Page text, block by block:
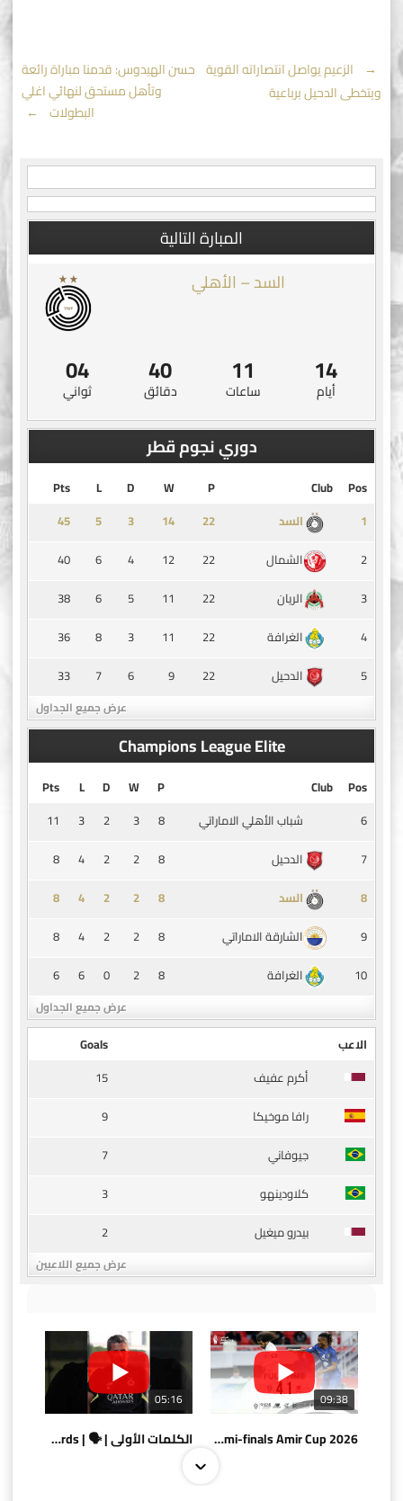
Post
←
الزعيم يواصل انتصاراته القوية
ويتخطى الدحيل برباعية
حسن الهيدوس: قدمنا مباراة رائعة
وتأهل مستحق لنهائي اغلي
البطولات →
المبارة التالية
السد – الأهلي
14
أيام
11
ساعات
40
دقائق
03
ثواني
دوري نجوم قطر
Pos
Club
P
W
D
L
Pts
1
السد ‏22
14
3
5
45
2
الشمال 22
12
4
6
40
3
الريان 22
11
5
6
38
4
الغرافة 22
11
3
8
36
5
الدحيل 22
9
6
7
33
عرض جميع الجداول
Champions League Elite
Pos
Club
P
W
D
L
Pts
6
شباب الأهلي الاماراتي 8
3
2
3
11
7
الدحيل 8
2
2
4
8
8
السد 8
2
2
4
8
9
الشارقة الاماراتي 8
2
2
4
8
10
الغرافة 8
2
0
6
6
عرض جميع الجداول
الاعب
Goals
أكرم عفيف
15
رافا موخيكا
9
جيوفاني
7
كلاودينهو
3
بيدرو ميغيل
2
عرض جميع اللاعبين
05:16
الكلمات الأولى | 🗣 | First words
09:38
AlSadd 4/1 AlDuhail - Semi-finals Amir Cup 2026 #السد/ الدحيل